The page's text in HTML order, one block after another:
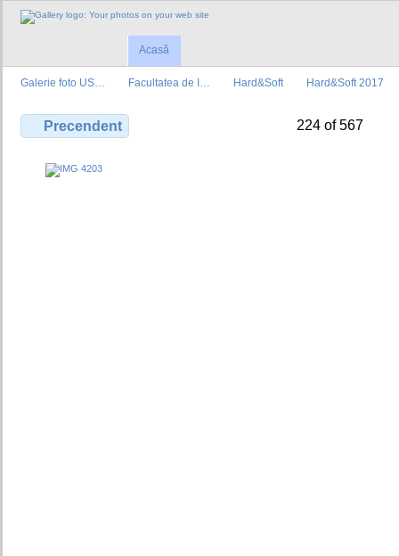
Acasă
Galerie foto US… Facultatea de I… Hard&Soft Hard&Soft 2017
Precendent 224 of 567